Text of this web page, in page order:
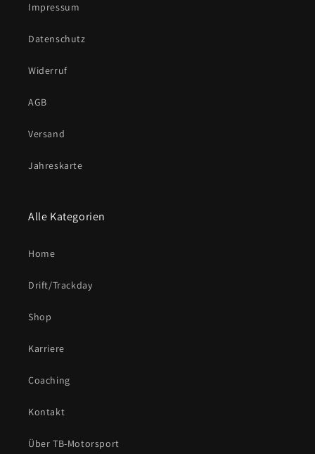
Impressum
Datenschutz
Widerruf
AGB
Versand
Jahreskarte
Alle Kategorien
Home
Drift/Trackday
Shop
Karriere
Coaching
Kontakt
Über TB-Motorsport